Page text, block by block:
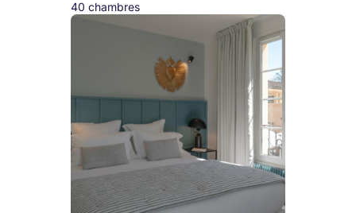
40 chambres